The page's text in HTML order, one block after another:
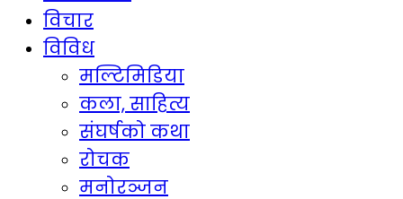
विचार
विविध
मल्टिमिडिया
कला, साहित्य
संघर्षको कथा
रोचक
मनोरञ्जन